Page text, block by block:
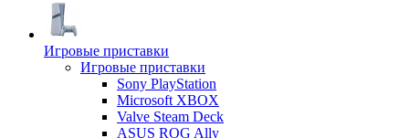
Игровые приставки
Игровые приставки
Sony PlayStation
Microsoft XBOX
Valve Steam Deck
ASUS ROG Ally